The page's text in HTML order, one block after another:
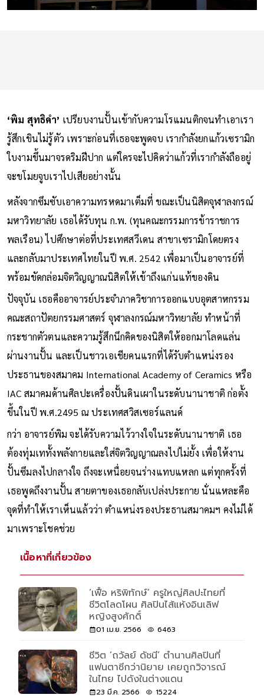
‘พิม สุทธิคำ’ เปรียบงานปั้นเข้ากับความโรแมนติกจนทำเอาเรา
รู้สึกเขินไม่รู้ตัว เพราะก่อนที่เธอจะพูดจบ เรากำลังยกแก้วเซรามิก
ใบงามขึ้นมาจรดริมฝีปาก แต่ใครจะไปคิดว่าแก้วที่เรากำลังถืออยู่
จะขโมยจูบเราไปเสียอย่างนั้น
หลังจากซึมซับเอาความทรหดมาเต็มที่ ขณะเป็นนิสิตจุฬาลงกรณ์
มหาวิทยาลัย เธอได้รับทุน ก.พ. (ทุนคณะกรรมการข้าราชการ
พลเรือน) ไปศึกษาต่อที่ประเทศสวีเดน สาขาเซรามิกโดยตรง
และกลับมาประเทศไทยในปี พ.ศ. 2542 เพื่อมาเป็นอาจารย์ที่
พร้อมขัดกล่อมจิตวิญญาณนิสิตให้เข้าถึงแก่นแท้ของดิน
ปัจจุบัน เธอคืออาจารย์ประจำภาควิชาการออกแบบอุตสาหกรรม
คณะสถาปัตยกรรมศาสตร์ จุฬาลงกรณ์มหาวิทยาลัย ทำหน้าที่
กระชากตัวตนและความรู้สึกนึกคิดของนิสิตให้ออกมาโลดแล่น
ผ่านงานปั้น และเป็นชาวเอเชียคนแรกที่ได้รับตำแหน่งรอง
ประธานของสมาคม International Academy of Ceramics หรือ
IAC สมาคมด้านศิลปะเครื่องปั้นดินเผาในระดับนานาชาติ ก่อตั้ง
ขึ้นในปี พ.ศ.2495 ณ ประเทศสวิสเซอร์แลนด์
กว่า อาจารย์พิม จะได้รับความไว้วางใจในระดับนานาชาติ เธอ
ต้องทุ่มเททั้งพลังกายและใส่จิตวิญญาณลงไปไม่ยั้ง เพื่อให้งาน
ปั้นซึมลงไปกลางใจ ถึงจะเหนื่อยจนร่างแทบแหลก แต่ทุกครั้งที่
เธอพูดถึงงานปั้น สายตาของเธอกลับเปล่งประกาย นั่นแหละคือ
จุดที่ทำให้เราเห็นแล้วว่า ตำแหน่งรองประธานสมาคมฯ คงไม่ได้
มาเพราะโชคช่วย
เนื้อหาที่เกี่ยวข้อง
‘เฟื้อ หริพิทักษ์’ ครูใหญ่ศิลปะไทยที่
ชีวิตโลดโผน ศิลปินไส้แห้งอินเลิฟ
หญิงสูงศักดิ์
01 เม.ย. 2566 6463
ชีวิต ‘ถวัลย์ ดัชนี’ ตำนานศิลปินที่
แฟนตาซีกว่านิยาย เคยถูกวิจารณ์
ในไทย ไปดังในต่างแดน
23 มี.ค. 2566 15224